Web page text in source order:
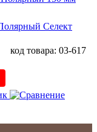
Селект
код товара: 03-617